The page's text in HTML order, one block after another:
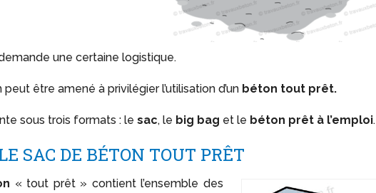
une certaine logistique.
peut être amené à privilégier l’utilisation d’un béton tout prêt.
sous trois formats : le sac, le big bag et le béton prêt à l’emploi.
SAC DE BÉTON TOUT PRÊT
« tout prêt » contient l’ensemble des